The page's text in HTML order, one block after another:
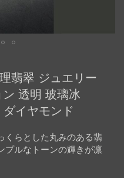
翡翠 ジュエリー
透明 玻璃冰
イヤモンド
くらとした丸みのある翡
プルなトーンの輝きが凛